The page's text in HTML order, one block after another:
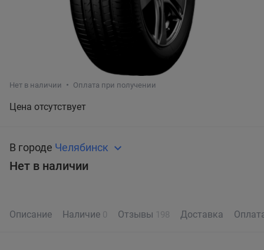
Нет в наличии Оплата при получении
Цена отсутствует
В городе Челябинск
Нет в наличии
Описание Наличие 0 Отзывы 198 Доставка